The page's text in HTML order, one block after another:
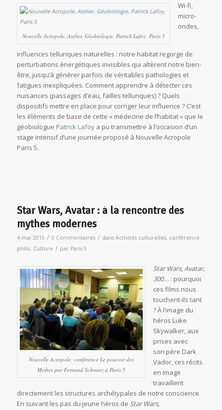
Nouvelle Acropole, Atelier, Géobiologie, Patrick Lafoy, Paris 5
Wi-fi,
micro-
ondes,
influences telluriques naturelles : notre habitat regorge de
perturbations énergétiques invisibles qui altèrent notre bien-
être, jusqu’à générer parfois de véritables pathologies et
fatigues inexpliquées. Comment apprendre à détecter ces
nuisances (passages d’eau, failles telluriques) ? Quels
dispositifs mettre en place pour corriger leur influence ? C’est
les éléments de base de cette « médecine de l’habitat » que le
géobiologue Patrick Lafoya pu transmettre à l’occasion d’un
stage intensif d’une journée proposé à Nouvelle Acropole
Paris 5.
Star Wars, Avatar : à la rencontre des
mythes modernes
4 mai 2015 / 0 Commentaires / dans Activités culturelles, conférence
philo, Culture / par Paris 5
Nouvelle Acropole, conférence Le pouvoir des
Mythespar Fernand Schwarz à Paris 5
Star Wars,Avatar,
300… : pourquoi
ces films nous
touchent-ils tant
? À l’image du
héros Luke
Skywalker, aux
prises avec
son père Dark
Vador, ces récits
en image
travaillent
directement les structures archétypales de notre conscience.
En suivant les pas du jeune héros de Star Wars,